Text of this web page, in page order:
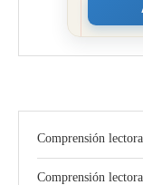
Comprensión
Comprensión